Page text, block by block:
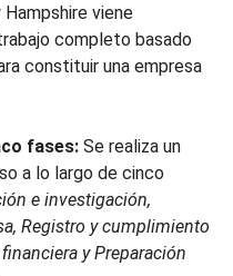
viene
completo basado
constituir una empresa
fases: Se realiza un
a lo largo de cinco
e investigación,
Registro y cumplimiento
y Preparación